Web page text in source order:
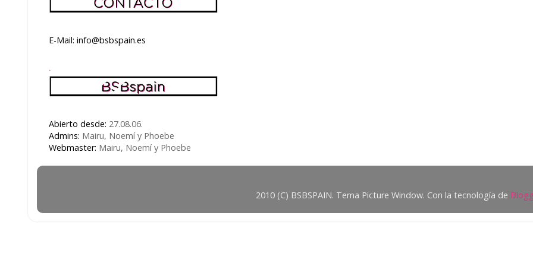
E-Mail: info@bsbspain.es
.
Abierto desde: 27.08.06.
Admins: Mairu, Noemí y Phoebe
Webmaster: Mairu, Noemí y Phoebe
2010 (C) BSBSPAIN. Tema Picture Window. Con la tecnología de